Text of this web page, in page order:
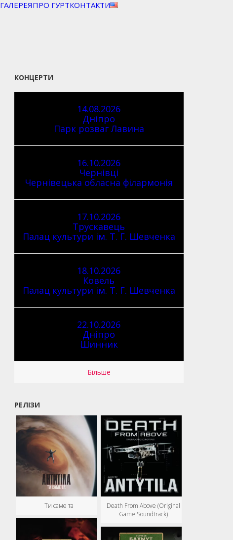
ГАЛЕРЕЯПРО ГУРТКОНТАКТИ
КОНЦЕРТИ
14.08.2026
Дніпро
Парк розваг Лавина
16.10.2026
Чернівці
Чернівецька обласна філармонія
17.10.2026
Трускавець
Палац культури ім. Т. Г. Шевченка
18.10.2026
Ковель
Палац культури ім. Т. Г. Шевченка
22.10.2026
Дніпро
Шинник
Більше
РЕЛІЗИ
Ти саме та
Death From Above (Original
Game Soundtrack)